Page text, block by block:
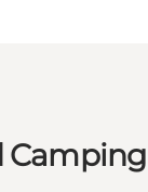
Camping